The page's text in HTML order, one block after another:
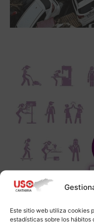
Este sitio web utiliza cookies
estadísticas sobre los hábitos